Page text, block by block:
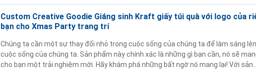
Custom Creative Goodie Giáng sinh Kraft giấy túi quà với logo của
bạn cho Xmas Party trang trí
Chúng ta cần một sự thay đổi nhỏ trong cuộc sống của chúng ta để làm sáng lên
cuộc sống của chúng ta. Sản phẩm này chính xác là những gì bạn cần, nó sẽ
cho bạn một trải nghiệm mới. Hãy khám phá những bất ngờ nó mang lại! Với sản